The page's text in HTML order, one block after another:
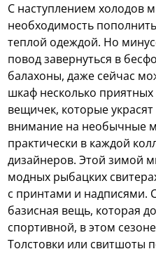
С наступлением холодов
необходимость
теплой одеждой. Но
повод завернуться в
балахоны, даже сейчас
шкаф несколько
вещичек, которые
внимание на необычные
практически в каждой
дизайнеров. Этой зимой
модных рыбацких
с принтами и надписями.
базисная вещь, которая
спортивной, в этом
Толстовки или свитшоты